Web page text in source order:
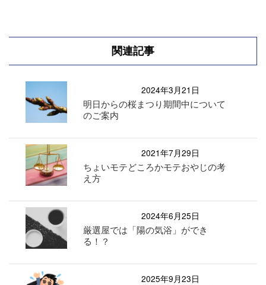
関連記事
2024年3月21日
明日からの桜まつり期間中について
のご案内
2021年7月29日
ちょいモテどころかモテおやじの考
え方
2024年6月25日
厳選屋では「陽の気浴」ができ
る！？
2025年9月23日